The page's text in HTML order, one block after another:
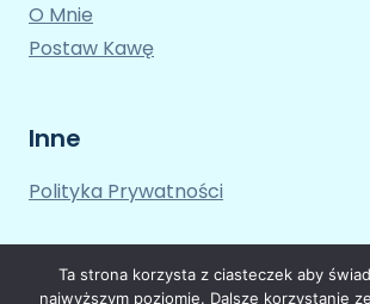
O Mnie
Postaw Kawę
Inne
Polityka Prywatności
Ta strona korzysta z ciasteczek aby
najwyższym poziomie. Dalsze korzystanie